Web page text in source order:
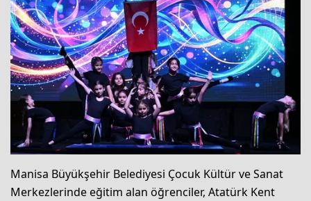
Manisa Büyükşehir Belediyesi Çocuk Kültür ve Sanat
Merkezlerinde eğitim alan öğrenciler, Atatürk Kent